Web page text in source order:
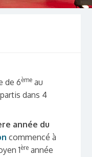
de 6èmeau
dans 4
année du
commencé à
1èreannée